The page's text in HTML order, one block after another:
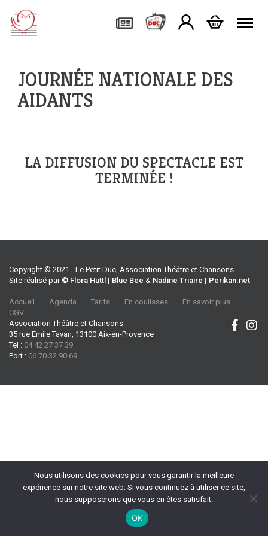
JOURNÉE NATIONALE DES
AIDANTS
LA DIFFUSION DU SPECTACLE EST
TERMINÉE !
Copyright © 2021 - Le Petit Duc, Association Théâtre et Chansons
Site réalisé par © Flora Huttl | Blue Bee & Nadine Triaire | Perikan.net
Accueil Agenda Tarifs En coulisses
En savoir plus
CGV
Association Théâtre et Chansons
35 rue Emile Tavan, 13100 Aix-en-Provence
Tel : 04 42 27 37 39
Port : 06 70 32 90 69
Nous utilisons des cookies pour vous garantir la meilleure
expérience sur notre site web. Si vous continuez à utiliser ce site,
nous supposerons que vous en êtes satisfait.
OK